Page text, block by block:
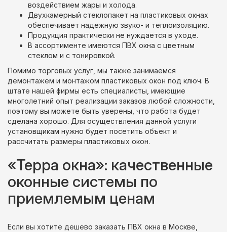
воздействием жары и холода.
Двухкамерный стеклопакет на пластиковых окнах
обеспечивает надежную звуко- и теплоизоляцию.
Продукция практически не нуждается в уходе.
В ассортименте имеются ПВХ окна с цветным
стеклом и с тонировкой.
Помимо торговых услуг, мы также занимаемся
демонтажем и монтажом пластиковых окон под ключ. В
штате нашей фирмы есть специалисты, имеющие
многолетний опыт реализации заказов любой сложности,
поэтому вы можете быть уверены, что работа будет
сделана хорошо. Для осуществления данной услуги
установщикам нужно будет посетить объект и
рассчитать размеры пластиковых окон.
«Терра окна»: качественные
оконные системы по
приемлемым ценам
Если вы хотите дешево заказать ПВХ окна в Москве,